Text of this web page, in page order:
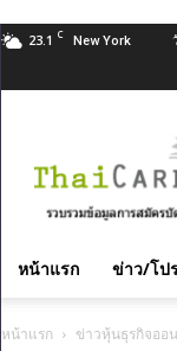
23.1 C New York
เครดิต
บัตร
สิน
หน้าแรก ข่าว/โป
หน้าแรก ข่าวหุ้นธุรกิจออ